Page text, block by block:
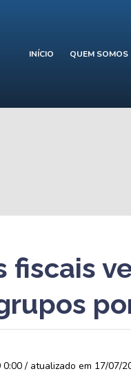
INÍCIO QUEM SOMOS
fiscais
/ atualizado em 17/07/